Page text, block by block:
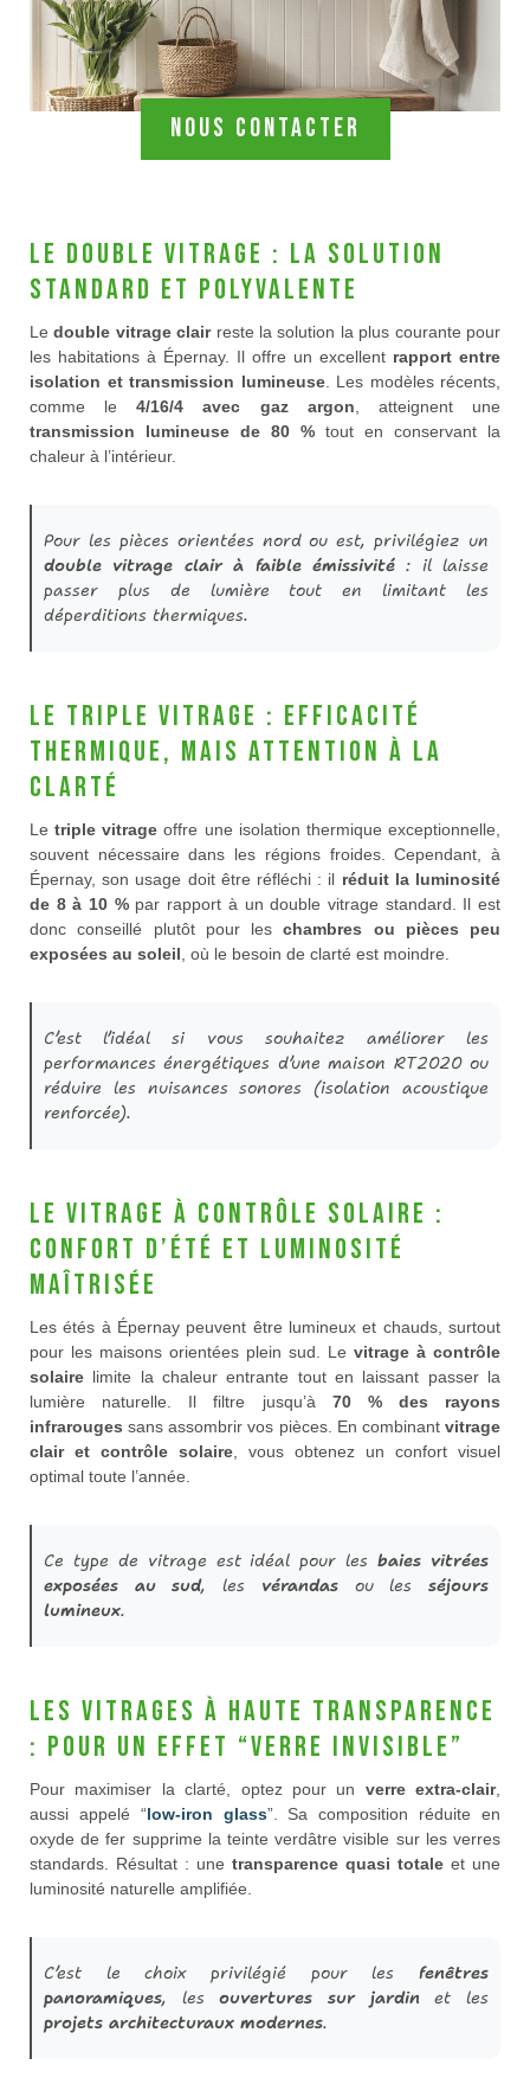
Nous contacter
Le double vitrage : la solution
standard et polyvalente
Ledouble vitrage clairreste la solution la plus courante pour
les habitations à Épernay. Il offre un excellent rapport entre
isolation et transmission lumineuse. Les modèles récents,
comme le4/16/4 avec gaz argon , atteignent une
transmission lumineuse de 80 % tout en conservant la
chaleur à l’intérieur.
Pour les pièces orientées nord ou est, privilégiez un
double vitrage clair à faible émissivité: il laisse
passer plus de lumière tout en limitant les
déperditions thermiques.
Le triple vitrage : efficacité
thermique, mais attention à la
clarté
Letriple vitrage offre une isolation thermique exceptionnelle,
souvent nécessaire dans les régions froides. Cependant, à
Épernay, son usage doit être réfléchi : il réduit la luminosité
de 8 à 10 %par rapport à un double vitrage standard. Il est
donc conseillé plutôt pour leschambres ou pièces peu
exposées au soleil , où le besoin de clarté est moindre.
C’est l’idéal si vous souhaitez améliorer les
performances énergétiques d’une maison RT2020 ou
réduire les nuisances sonores (isolation acoustique
renforcée).
Le vitrage à contrôle solaire :
confort d’été et luminosité
maîtrisée
Les étés à Épernay peuvent être lumineux et chauds, surtout
pour les maisons orientées plein sud. Le vitrage à contrôle
solaire limite la chaleur entrante tout en laissant passer la
lumière naturelle. Il filtre jusqu’à 70 % des rayons
infrarouges sans assombrir vos pièces. En combinant vitrage
clair et contrôle solaire , vous obtenez un confort visuel
optimal toute l’année.
Ce type de vitrage est idéal pour lesbaies vitrées
exposées au sud, les vérandas ou lesséjours
lumineux.
Les vitrages à haute transparence
: pour un effet “verre invisible”
Pour maximiser la clarté, optez pour un verre extra-clair,
aussi appelé “low-iron glass”. Sa composition réduite en
oxyde de fer supprime la teinte verdâtre visible sur les verres
standards. Résultat : une transparence quasi totale et une
luminosité naturelle amplifiée.
C’est le choix privilégié pour les fenêtres
panoramiques, lesouvertures sur jardinet les
projets architecturaux modernes.